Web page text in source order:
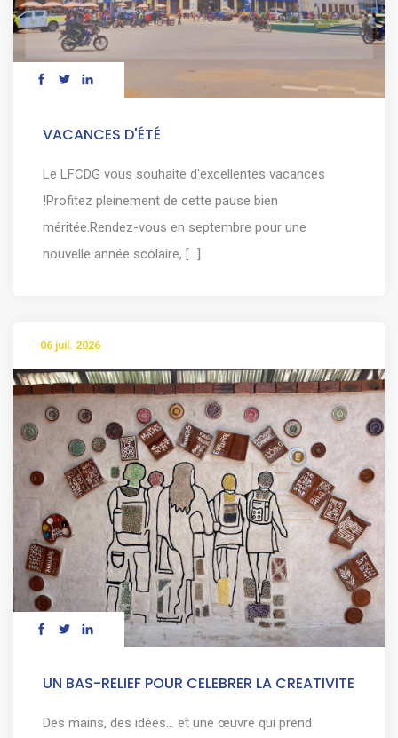
VACANCES D'ÉTÉ
Le LFCDG vous souhaite d'excellentes vacances
!Profitez pleinement de cette pause bien
méritée.Rendez-vous en septembre pour une
nouvelle année scolaire, [...]
06 juil. 2026
UN BAS-RELIEF POUR CELEBRER LA CREATIVITE
Des mains, des idées… et une œuvre qui prend